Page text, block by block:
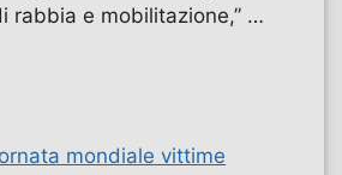
rabbia e mobilitazione,” …
mondiale vittime